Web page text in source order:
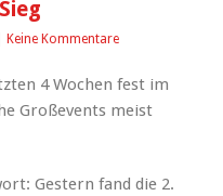
Keine Kommentare
4 Wochen fest im
Großevents meist
Gestern fand die 2.